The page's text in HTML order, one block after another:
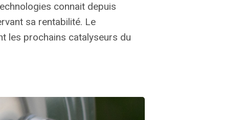
connait depuis
sa rentabilité. Le
les prochains catalyseurs du